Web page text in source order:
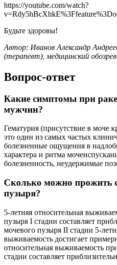
https://youtube.com/watch?
Будьте здоровы!
Автор: Иванов Александр
(терапевт), медицинский
Вопрос-ответ
Какие симптомы при
мужчин?
Гематурия (присутствие в моче
это один из самых частых
болезненные ощущения в
характера и ритма
болезненность, неудержимые
Сколько можно прожить
пузыря?
5-летняя относительная
пузыря I стадии составляет
мочевого пузыря II стадии 5-
выживаемость достигает
относительная выживаемость
стадии составляет